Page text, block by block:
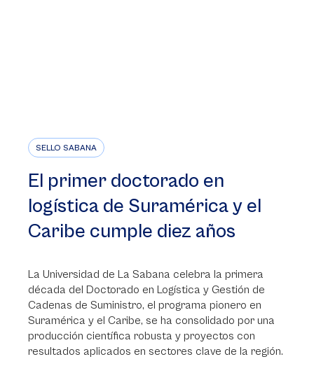
SELLO SABANA
El primer doctorado en
logística de Suramérica y el
Caribe cumple diez años
La Universidad de La Sabana celebra la primera
década del Doctorado en Logística y Gestión de
Cadenas de Suministro, el programa pionero en
Suramérica y el Caribe, se ha consolidado por una
producción científica robusta y proyectos con
resultados aplicados en sectores clave de la región.